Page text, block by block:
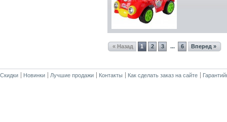
« Назад 1 2 3 ... 6 Вперед »
Скидки Новинки Лучшие продажи Контакты Как сделать заказ на сайте